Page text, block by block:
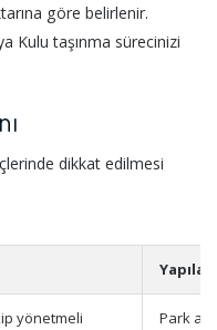
göre belirlenir.
Kulu taşınma sürecinizi
dikkat edilmesi
yönetmeli Park